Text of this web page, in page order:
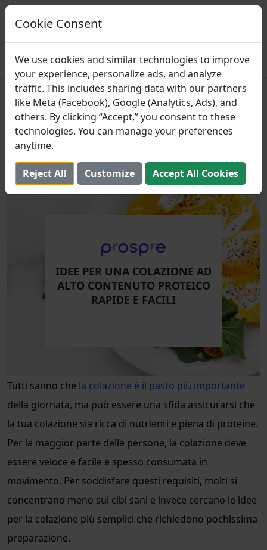
Prospre: pianificatore dei pasti
Piani pasto basati sui macro
Idee per una colazione ad
alto contenuto proteico
rapide e facili
23 ottobre 2023 (Aggiornato: 2 agosto 2025)
IDEE PER UNA COLAZIONE AD
ALTO CONTENUTO PROTEICO
RAPIDE E FACILI
Tutti sanno che la colazione è il pasto più importante
della giornata, ma può essere una sfida assicurarsi che
la tua colazione sia ricca di nutrienti e piena di proteine.
Per la maggior parte delle persone, la colazione deve
essere veloce e facile e spesso consumata in
movimento. Per soddisfare questi requisiti, molti si
concentrano meno sui cibi sani e invece cercano le idee
per la colazione più semplici che richiedono pochissima
preparazione.
Cookie Consent
We use cookies and similar technologies to improve
your experience, personalize ads, and analyze
traffic. This includes sharing data with our partners
like Meta (Facebook), Google (Analytics, Ads), and
others. By clicking “Accept,” you consent to these
technologies. You can manage your preferences
anytime.
Reject All Customize Accept All Cookies